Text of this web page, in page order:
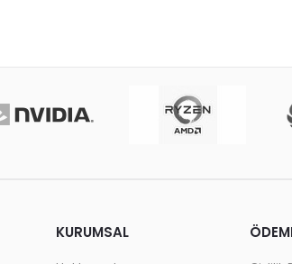
KURUMSAL